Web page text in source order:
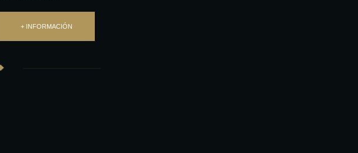
+ INFORMACIÓN